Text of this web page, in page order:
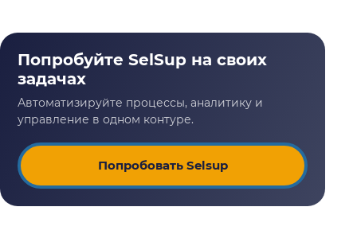
Попробовать Selsup